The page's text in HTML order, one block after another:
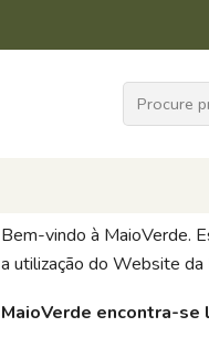
Bem-vindo à MaioVerde.
a utilização do Website da
MaioVerde encontra-se